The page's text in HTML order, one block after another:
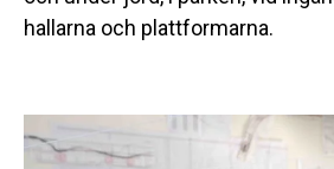
hallarna och plattformarna.